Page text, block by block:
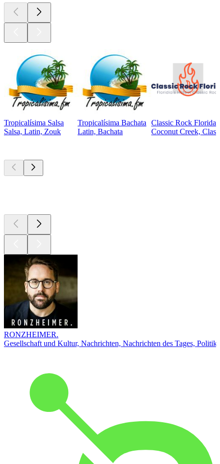
Tropicalísima Salsa
Salsa, Latin, Zouk
Tropicalísima Bachata
Latin, Bachata
Classic Rock Florida
Coconut Creek,
RONZHEIMER.
Gesellschaft und Kultur, Nachrichten, Nachrichten des Tages, Politik